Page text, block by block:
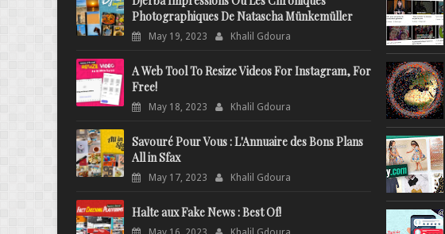
Photographiques De Natascha Münkemüller
May 19, 2023 Khalil Gdoura
A Web Tool To Resize Videos For Instagram, For
Free!
May 18, 2023 Khalil Gdoura
Savouré Pour Vous : L'Annuaire des Bons Plans
All in Sfax
May 17, 2023 Khalil Gdoura
Halte aux Fake News : Best Of!